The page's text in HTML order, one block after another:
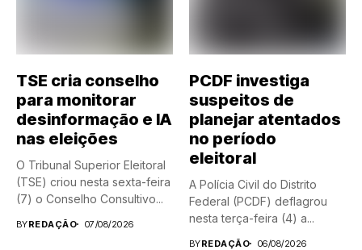
TSE cria conselho
para monitorar
desinformação e IA
nas eleições
O Tribunal Superior Eleitoral
(TSE) criou nesta sexta-feira
(7) o Conselho Consultivo...
BYREDAÇÃO 07/08/2026
PCDF investiga
suspeitos de
planejar atentados
no período
eleitoral
A Polícia Civil do Distrito
Federal (PCDF) deflagrou
nesta terça-feira (4) a...
BYREDAÇÃO 06/08/2026